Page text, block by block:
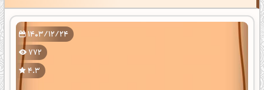
1403/12/24
772
4.3